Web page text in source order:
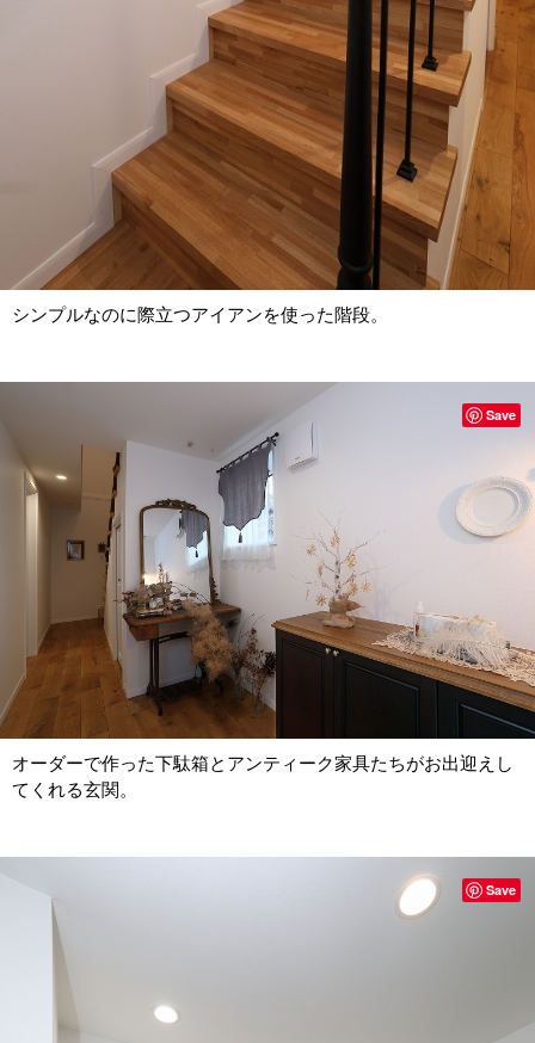
シンプルなのに際立つアイアンを使った階段。
オーダーで作った下駄箱とアンティーク家具たちがお出迎えし
てくれる玄関。
Save
Save